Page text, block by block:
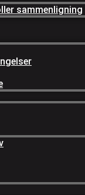
sammenligning